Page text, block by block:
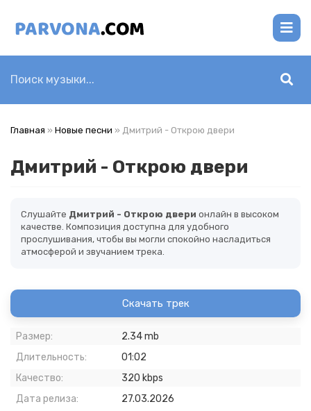
Главная » Новые песни » Дмитрий - Открою двери
Дмитрий - Открою двери
Слушайте Дмитрий - Открою двери онлайн в высоком
качестве. Композиция доступна для удобного
прослушивания, чтобы вы могли спокойно насладиться
атмосферой и звучанием трека.
Скачать трек
Размер:
2.34 mb
Длительность:
01:02
Качество:
320 kbps
Дата релиза:
27.03.2026